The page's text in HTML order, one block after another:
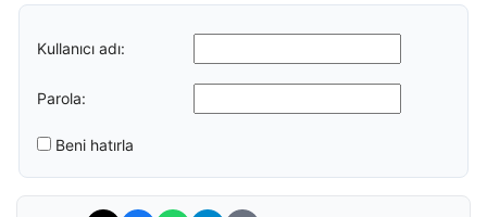
Kullanıcı adı:
Parola:
Beni hatırla